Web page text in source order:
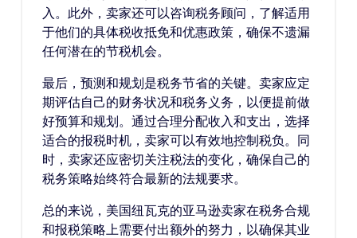
入。此外，卖家还可以咨询税务顾问，了解适用
于他们的具体税收抵免和优惠政策，确保不遗漏
任何潜在的节税机会。
最后，预测和规划是税务节省的关键。卖家应定
期评估自己的财务状况和税务义务，以便提前做
好预算和规划。通过合理分配收入和支出，选择
适合的报税时机，卖家可以有效地控制税负。同
时，卖家还应密切关注税法的变化，确保自己的
税务策略始终符合最新的法规要求。
总的来说，美国纽瓦克的亚马逊卖家在税务合规
和报税策略上需要付出额外的努力，以确保其业